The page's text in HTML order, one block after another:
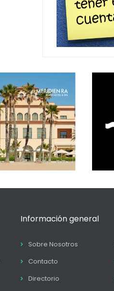
Información general
Sobre Nosotros
Contacto
Directorio